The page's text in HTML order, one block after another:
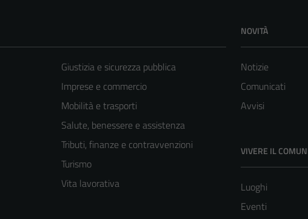
Giustizia e sicurezza pubblica
Imprese e commercio
Mobilità e trasporti
Salute, benessere e assistenza
Tributi, finanze e contravvenzioni
Turismo
Vita lavorativa
NOVITÀ
Notizie
Comunicati
Avvisi
VIVERE IL
Luoghi
Eventi